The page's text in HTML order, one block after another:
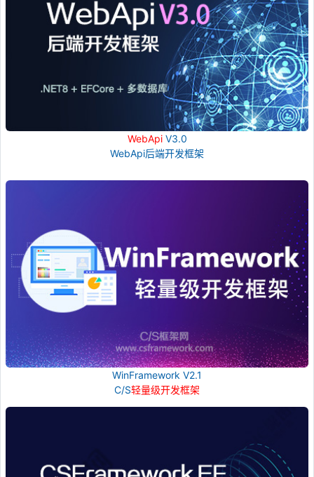
WebApiV3.0
WebApi后端开发框架
WinFramework V2.1
C/S轻量级开发框架